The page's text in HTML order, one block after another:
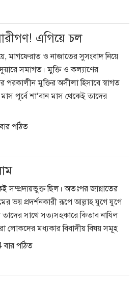
এগিয়ে চল
মাগফেরাত ও নাজাতের সুসংবাদ নিয়ে
সমাগত। মুক্তি ও কল্যাণের
মুক্তির অসীলা হিসাবে স্বাগত
পূর্বে শা‘বান মাস থেকেই তাদের
পঠিত
সম্প্রদায়ভুক্ত ছিল। অতঃপর জান্নাতের
ভয় প্রদর্শনকারী রূপে আল্লাহ যুগে যুগে
তাদের সাথে সত্যসহকারে কিতাব নাযিল
লোকদের মধ্যকার বিবাদীয় বিষয় সমূহ
বার পঠিত